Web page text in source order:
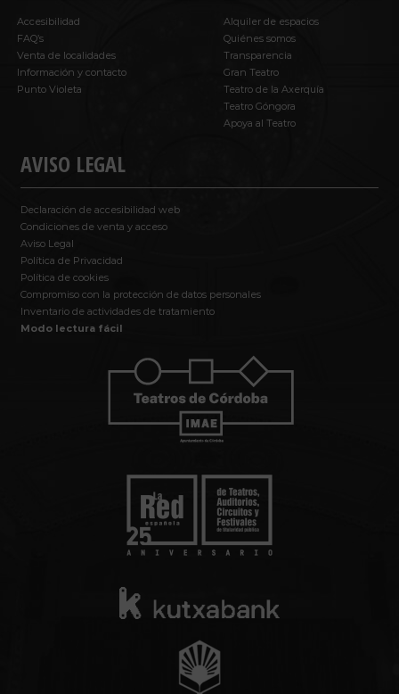
Accesibilidad
FAQ’s
Venta de localidades
Información y contacto
Punto Violeta
AVISO LEGAL
Declaración de accesibilidad web
Condiciones de venta y acceso
Aviso Legal
Política de Privacidad
Política de cookies
Compromiso con la protección de datos personales
Inventario de actividades de tratamiento
Modo lectura fácil
Alquiler de espacios
Quiénes somos
Transparencia
Gran Teatro
Teatro de la Axerquía
Teatro Góngora
Apoya al Teatro